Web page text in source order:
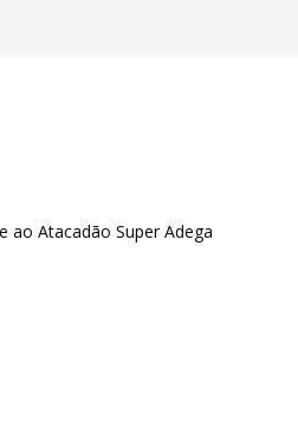
ao Atacadão Super Adega